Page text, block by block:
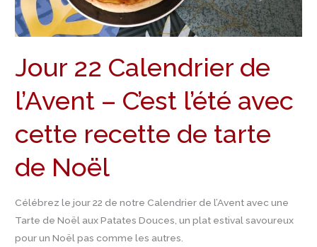
Jour 22 Calendrier de
l’Avent – C’est l’été avec
cette recette de tarte
de Noël
Célébrez le jour 22 de notre Calendrier de l’Avent avec une
Tarte de Noël aux Patates Douces, un plat estival savoureux
pour un Noël pas comme les autres.
l’été
avec
recette
de
tarte
de
Noël